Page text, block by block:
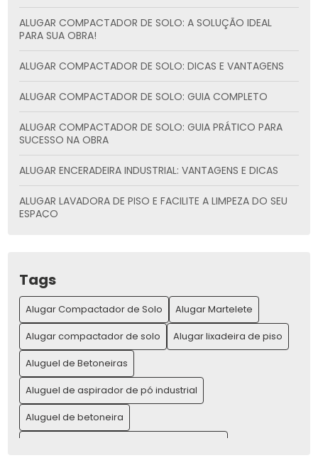
ALUGAR COMPACTADOR DE SOLO: A SOLUÇÃO IDEAL
PARA SUA OBRA!
ALUGAR COMPACTADOR DE SOLO: DICAS E VANTAGENS
ALUGAR COMPACTADOR DE SOLO: GUIA COMPLETO
ALUGAR COMPACTADOR DE SOLO: GUIA PRÁTICO PARA
SUCESSO NA OBRA
ALUGAR ENCERADEIRA INDUSTRIAL: VANTAGENS E DICAS
ALUGAR LAVADORA DE PISO E FACILITE A LIMPEZA DO SEU
ESPAÇO
ALUGAR MÁQUINAS PARA CONSTRUÇÃO E AUMENTAR SUA
PRODUTIVIDADE
ALUGAR MÁQUINAS PARA CONSTRUÇÃO E AUMENTE SUA
PRODUTIVIDADE
ALUGAR MARTELETE: A MELHOR OPÇÃO PARA SUA OBRA
ALUGAR MARTELETE: GUIA COMPLETO PARA LOCAÇÃO E
VANTAGENS
ALUGAR MARTELETE: O GUIA COMPLETO PARA SUA OBRA
Tags
Alugar Compactador de Solo
Alugar Martelete
Alugar compactador de solo
Alugar lixadeira de piso
Aluguel de Betoneiras
Aluguel de aspirador de pó industrial
Aluguel de betoneira